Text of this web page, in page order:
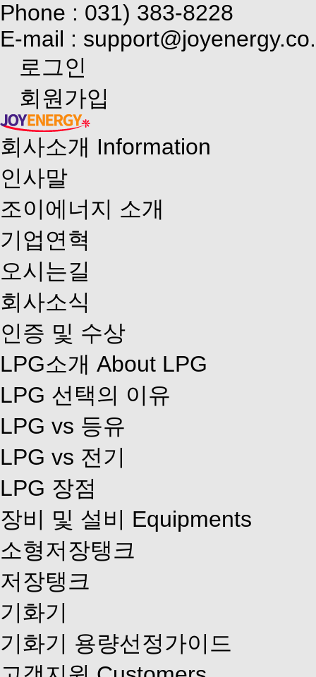
Phone : 031) 383-8228
E-mail :
로그인
회원가입
회사소개 Information
인사말
조이에너지 소개
기업연혁
오시는길
회사소식
인증 및 수상
LPG소개 About LPG
LPG 선택의 이유
LPG vs 등유
LPG vs 전기
LPG 장점
장비 및 설비
Equipments
소형저장탱크
저장탱크
기화기
기화기 용량선정가이드